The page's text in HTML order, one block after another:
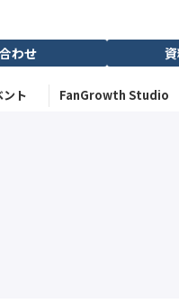
わせ
ント FanGrowth Studio